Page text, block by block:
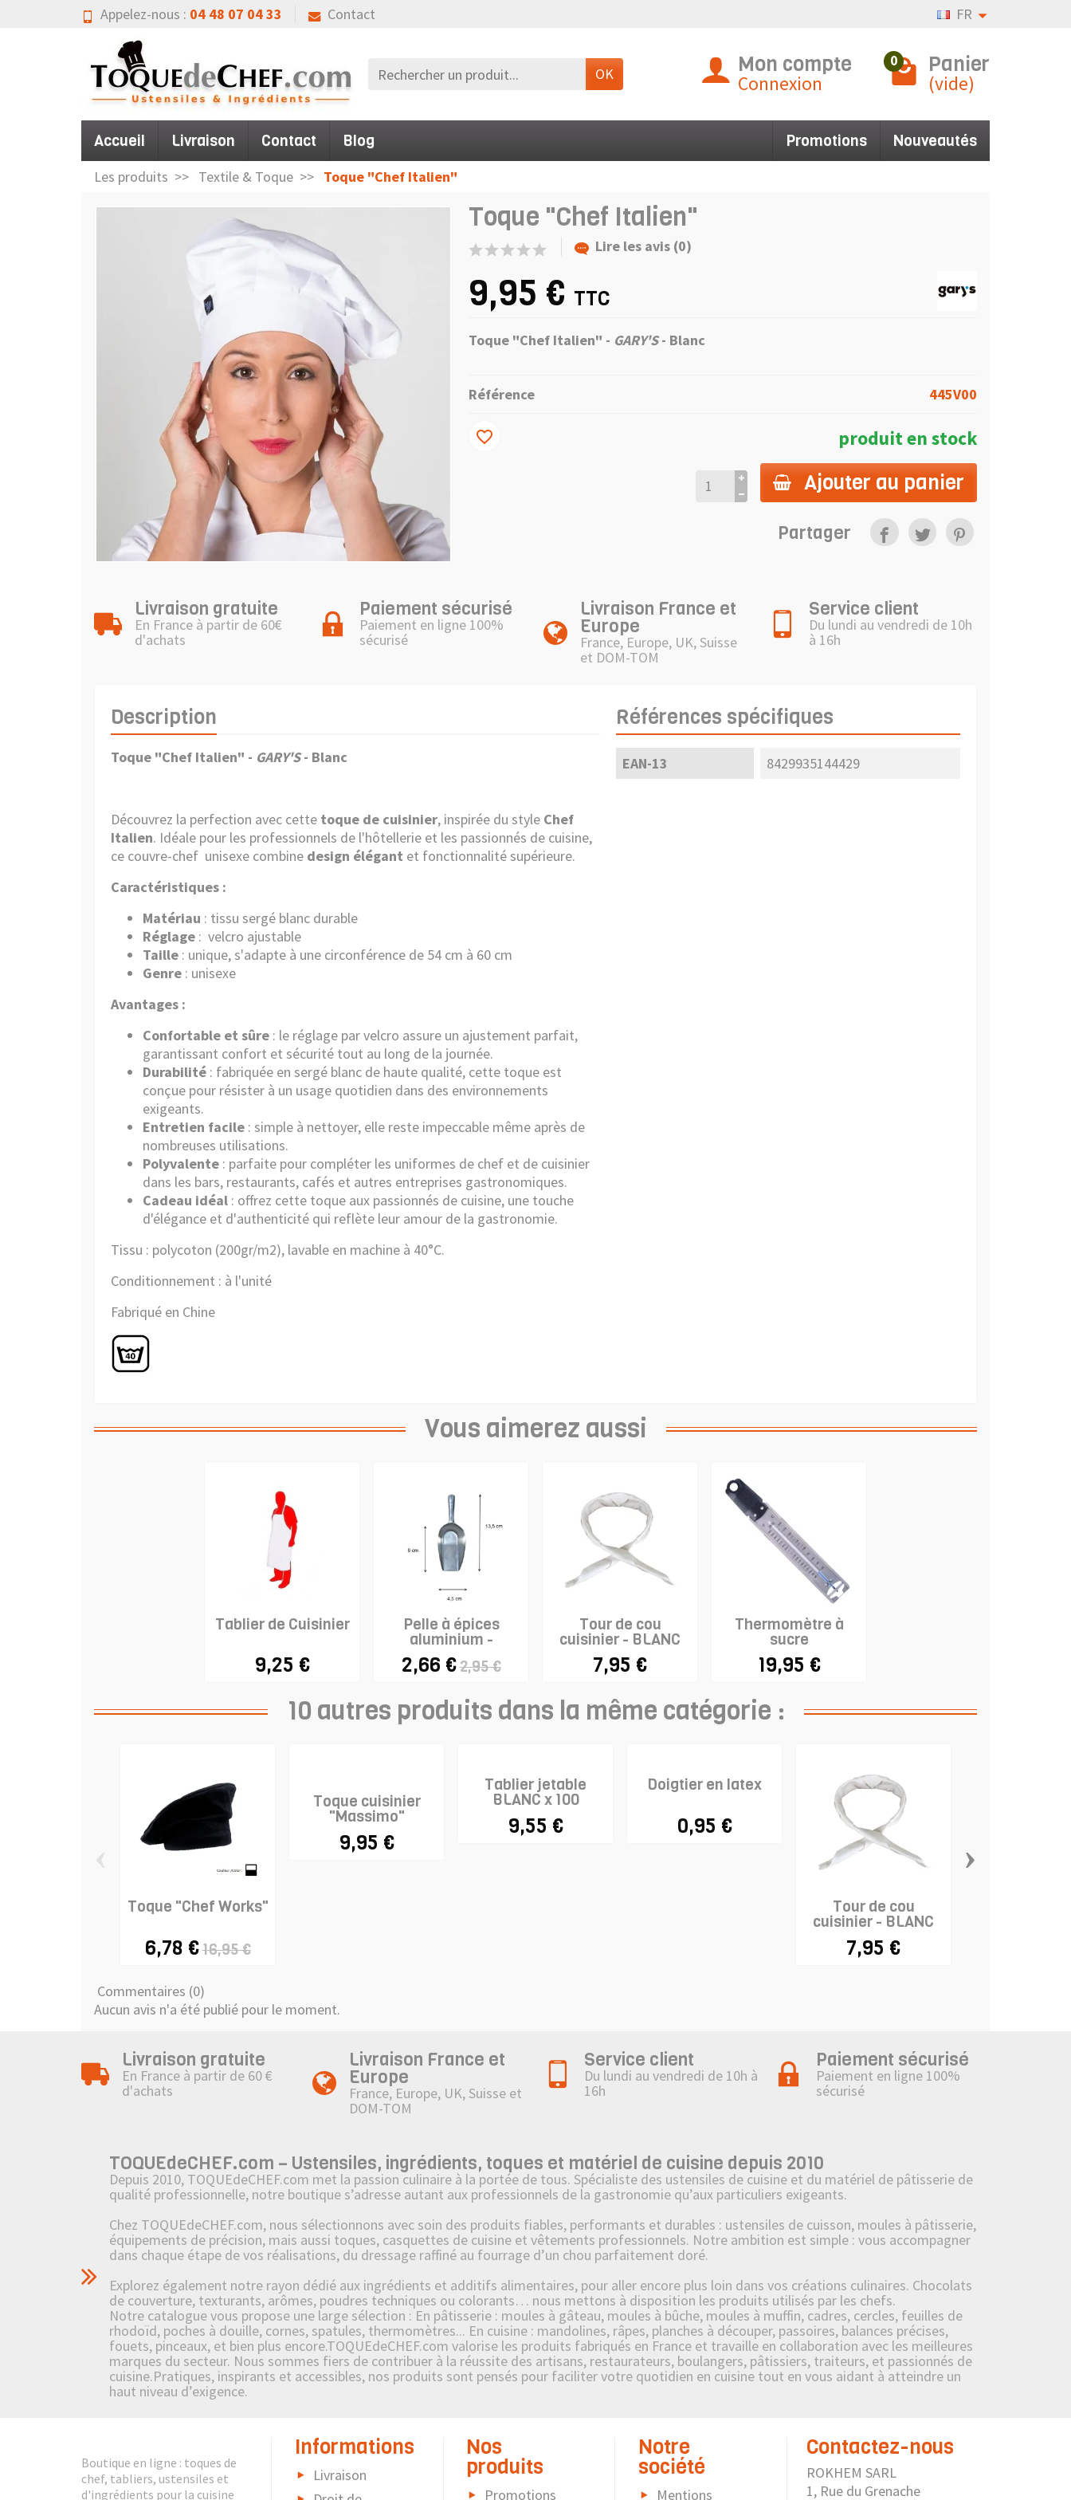
Appelez-nous : 04 48 07 04 33 Contact FR
OK Mon compte
Connexion
0 Panier
(vide)
Accueil Livraison Contact Blog Promotions Nouveautés
Les produits Textile & Toque Toque "Chef Italien"
Toque "Chef Italien"
Lire les avis (0)
9,95 € TTC
Toque "Chef Italien" - GARY'S- Blanc
Référence 445V00
produit en stock
Ajouter au panier
favorite_border
Partager
Livraison gratuite
En France à partir de 60€
d'achats
Paiement sécurisé
Paiement en ligne 100%
sécurisé
Livraison France et
Europe
France, Europe, UK, Suisse
et DOM-TOM
Service client
Du lundi au vendredi de 10h
à 16h
Description
Toque "Chef Italien" - GARY'S- Blanc
Découvrez la perfection avec cette toque de cuisinier, inspirée du style Chef
Italien. Idéale pour les professionnels de l'hôtellerie et les passionnés de cuisine,
ce couvre-chef unisexe combine design élégant et fonctionnalité supérieure.
Caractéristiques :
Matériau : tissu sergé blanc durable
Réglage : velcro ajustable
Taille : unique, s'adapte à une circonférence de 54 cm à 60 cm
Genre : unisexe
Avantages :
Confortable et sûre : le réglage par velcro assure un ajustement parfait,
garantissant confort et sécurité tout au long de la journée.
Durabilité : fabriquée en sergé blanc de haute qualité, cette toque est
conçue pour résister à un usage quotidien dans des environnements
exigeants.
Entretien facile : simple à nettoyer, elle reste impeccable même après de
nombreuses utilisations.
Polyvalente : parfaite pour compléter les uniformes de chef et de cuisinier
dans les bars, restaurants, cafés et autres entreprises gastronomiques.
Cadeau idéal : offrez cette toque aux passionnés de cuisine, une touche
d'élégance et d'authenticité qui reflète leur amour de la gastronomie.
Tissu : polycoton (200gr/m2), lavable en machine à 40°C.
Conditionnement : à l'unité
Fabriqué en Chine
Références spécifiques
EAN-13 8429935144429
Vous aimerez aussi
Tablier de Cuisinier
9,25 €
Pelle à épices
aluminium -
WESTMARK
2,66 €2,95 €
Tour de cou
cuisinier - BLANC
7,95 €
Thermomètre à
sucre
19,95 €
10 autres produits dans la même catégorie :
Toque "Chef Works"
6,78 €16,95 €
Toque cuisinier
"Massimo"
9,95 €
Tablier jetable
BLANC x 100
9,55 €
Doigtier en latex
0,95 €
Tour de cou
cuisinier - BLANC
7,95 €
›
Commentaires (0)
Aucun avis n'a été publié pour le moment.
Livraison gratuite
En France à partir de 60 €
d'achats
Livraison France et
Europe
France, Europe, UK, Suisse et
DOM-TOM
Service client
Du lundi au vendredi de 10h à
16h
Paiement sécurisé
Paiement en ligne 100%
sécurisé
TOQUEdeCHEF.com – Ustensiles, ingrédients, toques et matériel de cuisine depuis 2010
Depuis 2010, TOQUEdeCHEF.com met la passion culinaire à la portée de tous. Spécialiste des ustensiles de cuisine et du matériel de pâtisserie de
qualité professionnelle, notre boutique s’adresse autant aux professionnels de la gastronomie qu’aux particuliers exigeants.
Chez TOQUEdeCHEF.com, nous sélectionnons avec soin des produits fiables, performants et durables : ustensiles de cuisson, moules à pâtisserie,
équipements de précision, mais aussi toques, casquettes de cuisine et vêtements professionnels. Notre ambition est simple : vous accompagner
dans chaque étape de vos réalisations, du dressage raffiné au fourrage d’un chou parfaitement doré.
Explorez également notre rayon dédié aux ingrédients et additifs alimentaires, pour aller encore plus loin dans vos créations culinaires. Chocolats
de couverture, texturants, arômes, poudres techniques ou colorants… nous mettons à disposition les produits utilisés par les chefs.
Notre catalogue vous propose une large sélection : En pâtisserie : moules à gâteau, moules à bûche, moules à muffin, cadres, cercles, feuilles de
rhodoïd, poches à douille, cornes, spatules, thermomètres... En cuisine : mandolines, râpes, planches à découper, passoires, balances précises,
fouets, pinceaux, et bien plus encore.TOQUEdeCHEF.com valorise les produits fabriqués en France et travaille en collaboration avec les meilleures
marques du secteur. Nous sommes fiers de contribuer à la réussite des artisans, restaurateurs, boulangers, pâtissiers, traiteurs, et passionnés de
cuisine.Pratiques, inspirants et accessibles, nos produits sont pensés pour faciliter votre quotidien en cuisine tout en vous aidant à atteindre un
haut niveau d’exigence.
Boutique en ligne : toques de
chef, tabliers, ustensiles et
d'ingrédients pour la cuisine
Informations
Livraison
Nos
produits
Promotions
Notre
société
Mentions
Contactez-nous
ROKHEM SARL
1, Rue du Grenache